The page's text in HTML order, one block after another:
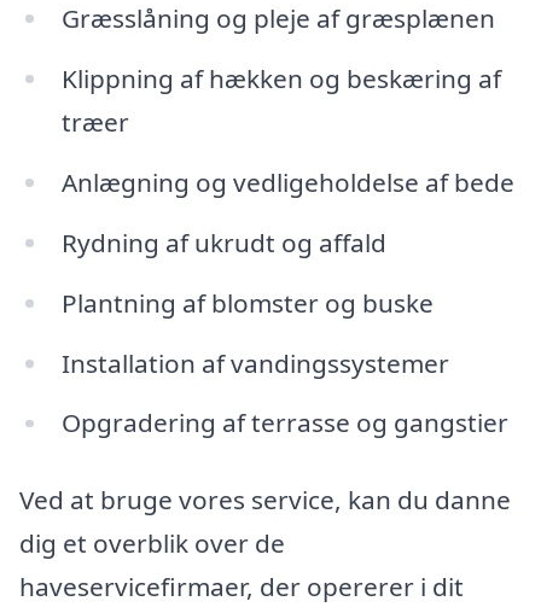
Græsslåning og pleje af græsplænen
Klippning af hækken og beskæring af
træer
Anlægning og vedligeholdelse af bede
Rydning af ukrudt og affald
Plantning af blomster og buske
Installation af vandingssystemer
Opgradering af terrasse og gangstier
Ved at bruge vores service, kan du danne
dig et overblik over de
haveservicefirmaer, der opererer i dit